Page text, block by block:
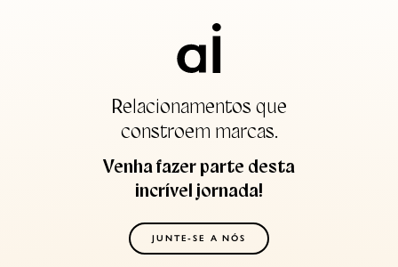
Relacionamentos que
constroem marcas.
Venha fazer parte desta
incrível jornada!
JUNTE-SE A NÓS